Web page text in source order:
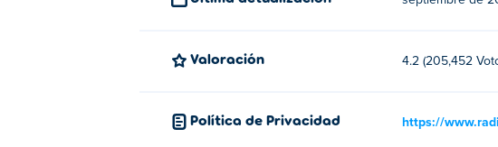
Champions League
Puedes jugar a Sky Mad gratis en Poki.
Valoración 4.2 (205,452
Política de Privacidad https://